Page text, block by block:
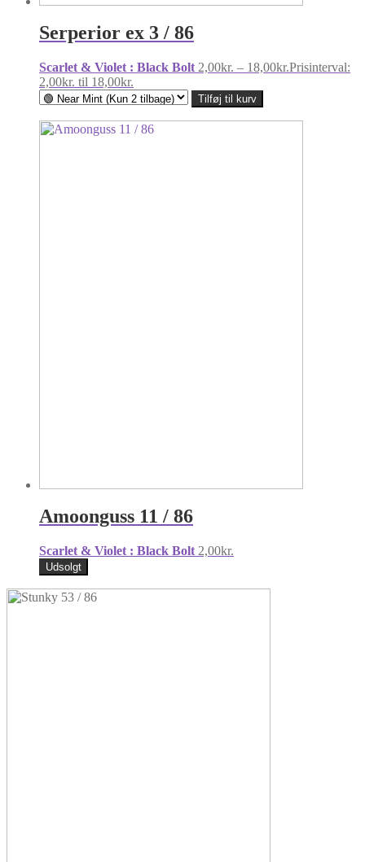
Serperior ex 3 / 86
Scarlet & Violet : Black Bolt 2,00kr. – 18,00kr.Prisinterval:
2,00kr. til 18,00kr.
Tilføj til kurv
Amoonguss 11 / 86
Scarlet & Violet : Black Bolt 2,00kr.
Udsolgt